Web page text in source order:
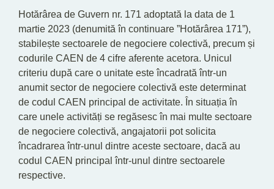
Hotărârea de Guvern nr. 171 adoptată la data de 1
martie 2023 (denumită în continuare ”Hotărârea 171”),
stabilește sectoarele de negociere colectivă, precum și
codurile CAEN de 4 cifre aferente acetora. Unicul
criteriu după care o unitate este încadrată într-un
anumit sector de negociere colectivă este determinat
de codul CAEN principal de activitate. În situația în
care unele activități se regăsesc în mai multe sectoare
de negociere colectivă, angajatorii pot solicita
încadrarea într-unul dintre aceste sectoare, dacă au
codul CAEN principal într-unul dintre sectoarele
respective.